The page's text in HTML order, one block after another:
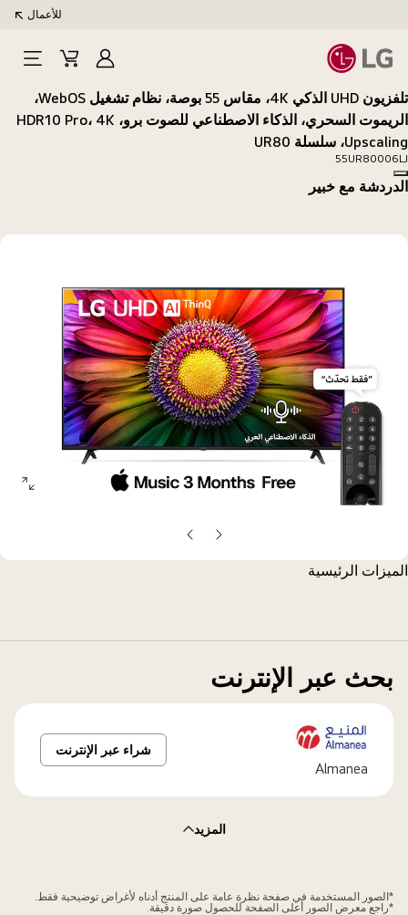
للأعمال
تسجيل
الدخول
Cart
Open
تلفزيون UHD الذكي 4K، مقاس 55 بوصة، نظام تشغيل WebOS،
الريموت السحري، الذكاء الاصطناعي للصوت برو، HDR10 Pro، 4K
Upscaling، سلسلة UR80
55UR80006LJ
Copy model name
الدردشة مع خبير
الشريحة
السابقة
الشريحة
التالية
الميزات الرئيسية
بحث عبر الإنترنت
Almanea
شراء عبر الإنترنت
المزيد
*الصور المستخدمة في صفحة نظرة عامة على المنتج أدناه لأغراض توضيحية فقط.
*راجع معرض الصور أعلى الصفحة للحصول صورة دقيقة.